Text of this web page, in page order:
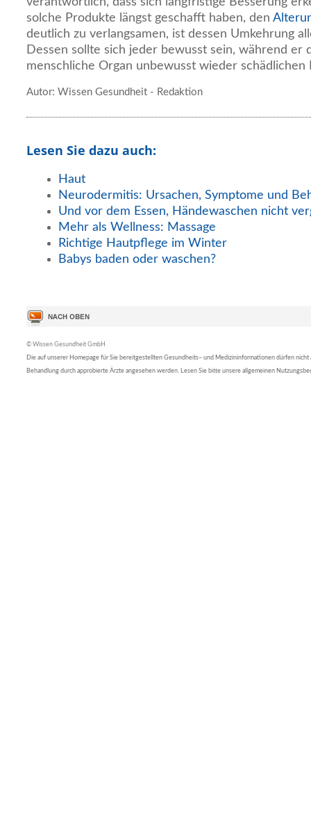
solche Produkte längst geschafft haben, den
deutlich zu verlangsamen, ist dessen Umkehrung
Dessen sollte sich jeder bewusst sein, während er
menschliche Organ unbewusst wieder schädlichen
Autor: Wissen Gesundheit - Redaktion
Lesen Sie dazu auch:
Haut
Neurodermitis: Ursachen, Symptome und
Und vor dem Essen, Händewaschen nicht
Mehr als Wellness: Massage
Richtige Hautpflege im Winter
Babys baden oder waschen?
© Wissen Gesundheit GmbH
Die auf unserer Homepage für Sie bereitgestellten Gesundheits– und Medizininformationen dürfen nicht
Behandlung durch approbierte Ärzte angesehen werden. Lesen Sie bitte unsere allgemeinen